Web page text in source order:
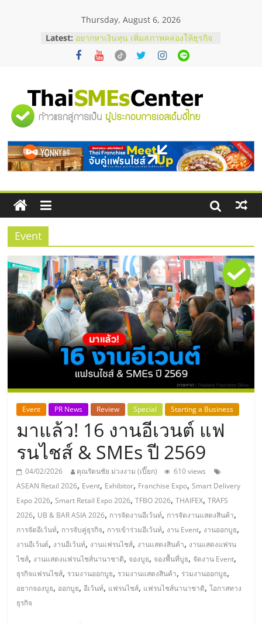
Thursday, August 6, 2026
Latest: อยากหาเงินทุน เพิ่มสภาพคล่องให้ธุรกิจ
เริ่มยังไงให้ผ่านฉลุย
สัมมนาออนไลน์ โอกาสบริหารสถานี
ThaiFranchise Meet Up จับคู่แฟรน
ไชส์ ครั้งที่ 8
ร้านเครื่องเสียงคุณภาพสูง พร้อม
บริษัท Cybersecurity ในไทยที่ไหนดี?
วิธีเลือกผู้ให้บริการให้คุ้มค่าและตอบ
โจทย์ธุรกิจ
"ศูนย์
รวม
ข้อมูล
ธุรกิจ
SME
แห่ง
ประเทศไทย,
ThaiSMEsCenter,
ธุรกิจ
เอ
ส
เอ็
มอี
ไทย,
SMEs,
Event
Event PR News Review Special Starting a Business
มาแล้ว! 16 งานอีเวนต์ แฟ
รนไชส์ & SMEs ปี 2569
04/02/2026 คุณรัตนชัย ม่วงงาม (เปี๊ยก)
610 views
ASEAN Retail 2026, Event, Exhibitor, Franchise Expo,Smart Delivery
Expo 2026,Smart Retail Expo 2026,TFBO 2026,THAIFEX,TRAFS
2026, UB & BAR ASIA 2026, การจัดงานอีเว้นท์, การจัดงานแสดงสินค้า,
การจัดอีเว้นท์, การจับคู่ธุรกิจ, การเข้าร่วมอีเว้นท์, งาน Event, งานออกบูธ,
งานอีเว้นต์, งานอีเว้นท์, งานแฟรนไชส์, งานแสดงสินค้า, งานแสดงแฟรน
ไชส์, งานแสดงแฟรนไชส์นานาชาติ, จองบูธ, จองพื้นที่บูธ, จัดงาน Event,
ธุรกิจแฟรนไชส์, รวมงานออกบูธ, รวมงานแสดงสินค้า, ร่วมงานออกบูธ,
อยากจองบูธ, ออกบูธ,อีเว้นท์, แฟรนไชส์, แฟรนไชส์นานาชาติ,โอกาสทาง
ธุรกิจ